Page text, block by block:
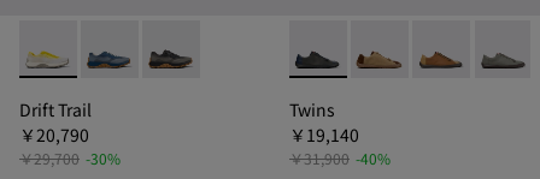
Drift Trail - K101084-003 - ドリフトトレイル スニーカー メ
Drift Trail - K101084-004 - ドリフトトレイル スニー
Drift Trail - K101084-002 - ドリフトトレイル
Drift Trail
￥20,790
￥29,700 -30%
Twins - K101114-009 - ツ
Twins - K101114-014
Twins -Twins
Twins
￥19,140
￥31,900 -40%